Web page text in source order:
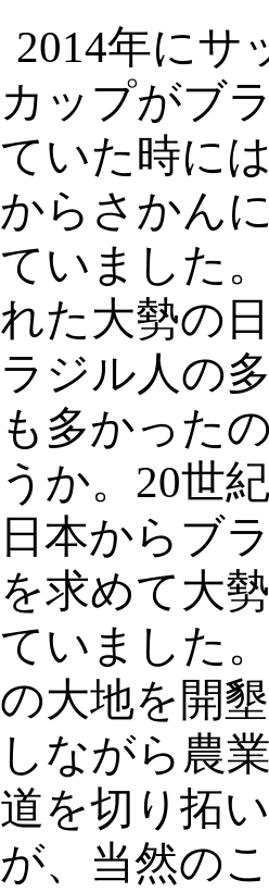
2014年にサ
カップがブ
ていた時に
からさかん
ていました
れた大勢の
ラジル人の
も多かった
うか。 20世
日本からブ
を求めて大
ていました
の大地を開
しながら農
道を切り拓
が、当然の